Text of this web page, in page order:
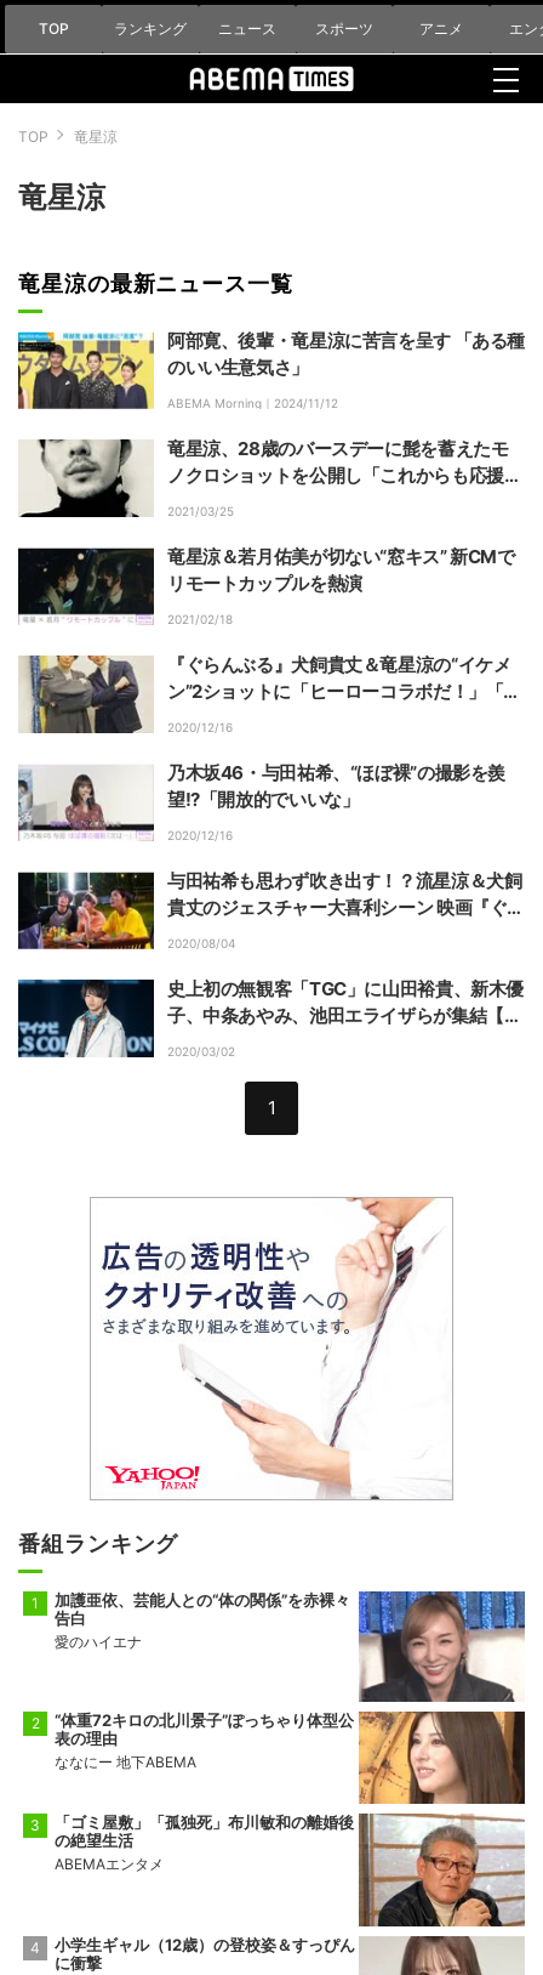
TOP ランキング ニュース スポーツ アニメ エン
TOP 竜星涼
竜星涼
竜星涼の最新ニュース一覧
阿部寛、後輩・竜星涼に苦言を呈す 「ある種
のいい生意気さ」
ABEMA Morning｜ 2024/11/12
竜星涼、28歳のバースデーに髭を蓄えたモ
ノクロショットを公開し「これからも応援し
ます」「おめでとう」と祝福の声
2021/03/25
竜星涼＆若月佑美が切ない“窓キス” 新CMで
リモートカップルを熱演
2021/02/18
『ぐらんぶる』犬飼貴丈＆竜星涼の“イケメ
ン”2ショットに「ヒーローコラボだ！」「お
2人ともかっこいい」の声
2020/12/16
乃木坂46・与田祐希、“ほぼ裸”の撮影を羨
望!?「開放的でいいな」
2020/12/16
与田祐希も思わず吹き出す！？流星涼＆犬飼
貴丈のジェスチャー大喜利シーン 映画『ぐら
んぶる』
2020/08/04
史上初の無観客「TGC」に山田裕貴、新木優
子、中条あやみ、池田エライザらが集結【画
像集】
2020/03/02
1
番組ランキング
加護亜依、芸能人との“体の関係”を赤裸々
告白
愛のハイエナ
“体重72キロの北川景子”ぽっちゃり体型公
表の理由
ななにー 地下ABEMA
「ゴミ屋敷」「孤独死」布川敏和の離婚後
の絶望生活
ABEMAエンタメ
小学生ギャル（12歳）の登校姿＆すっぴん
に衝撃